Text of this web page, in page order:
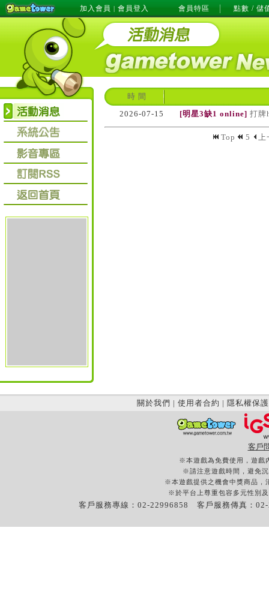
加入會員 | 會員登入 會員特區 點數 / 儲
時 間
2026-07-15
[明星3缺1 online] 打牌
Top 5 上
關於我們 | 使用者合約 | 隱私權保護
客戶
※本遊戲為免費使用，遊戲
※請注意遊戲時間，避免
※本遊戲提供之機會中獎商品，
※於平台上尊重包容多元性別
客戶服務專線：02-22996858 客戶服務傳真：